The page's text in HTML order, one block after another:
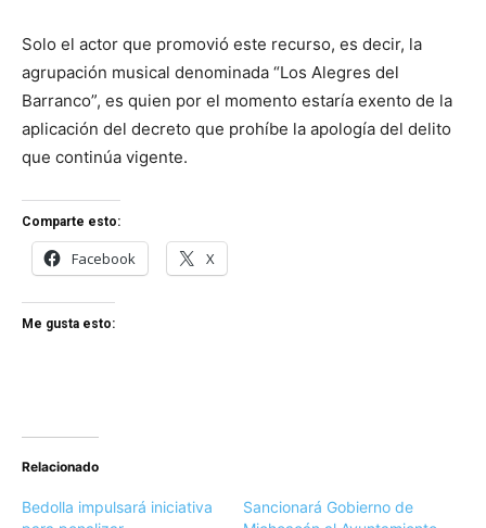
Solo el actor que promovió este recurso, es decir, la
agrupación musical denominada “Los Alegres del
Barranco”, es quien por el momento estaría exento de la
aplicación del decreto que prohíbe la apología del delito
que continúa vigente.
Comparte esto:
Facebook X
Me gusta esto:
Relacionado
Bedolla impulsará iniciativa
Sancionará Gobierno de